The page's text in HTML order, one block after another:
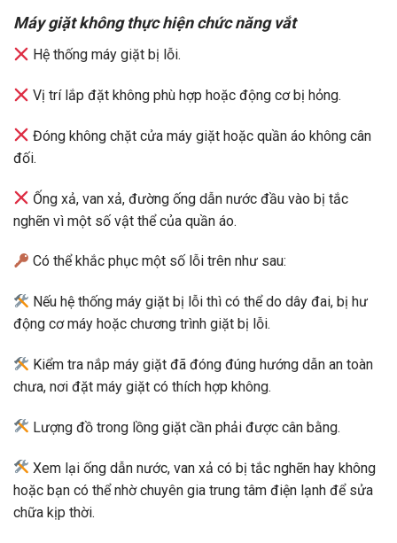
Máy giặt không thực hiện chức năng vắt
Hệ thống máy giặt bị lỗi.
Vị trí lắp đặt không phù hợp hoặc động cơ bị hỏng.
Đóng không chặt cửa máy giặt hoặc quần áo không cân
đối.
Ống xả, van xả, đường ống dẫn nước đầu vào bị tắc
nghẽn vì một số vật thể của quần áo.
Có thể khắc phục một số lỗi trên như sau:
Nếu hệ thống máy giặt bị lỗi thì có thể do dây đai, bị hư
động cơ máy hoặc chương trình giặt bị lỗi.
Kiểm tra nắp máy giặt đã đóng đúng hướng dẫn an toàn
chưa, nơi đặt máy giặt có thích hợp không.
Lượng đồ trong lồng giặt cần phải được cân bằng.
Xem lại ống dẫn nước, van xả có bị tắc nghẽn hay không
hoặc bạn có thể nhờ chuyên gia trung tâm điện lạnh để sửa
chữa kịp thời.